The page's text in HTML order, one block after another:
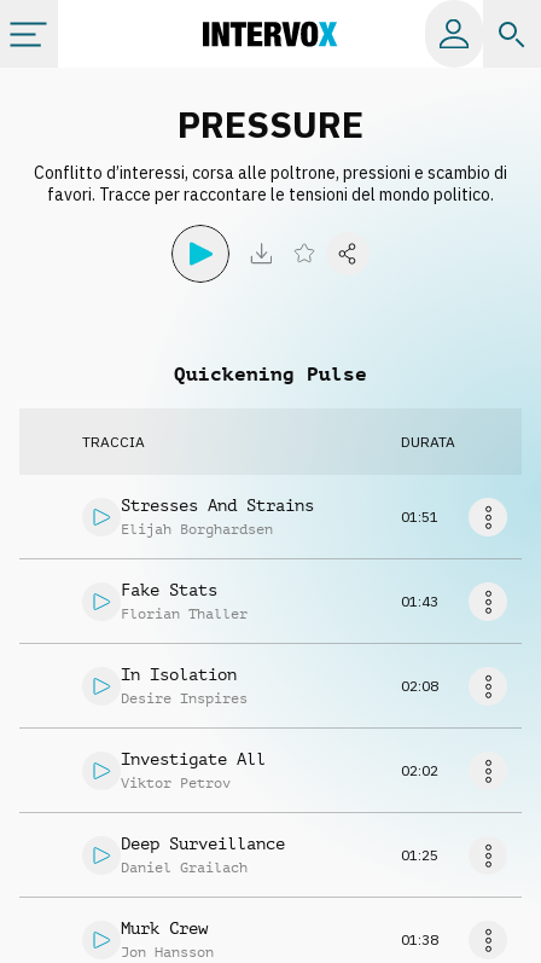
Album
PRESSURE
Conflitto d’interessi, corsa alle poltrone, pressioni e scambio di
favori. Tracce per raccontare le tensioni del mondo politico.
Quickening Pulse
TRACCIA DURATA
Stresses And Strains
Elijah Borghardsen
01:51
Fake Stats
Florian Thaller
01:43
In Isolation
Desire Inspires
02:08
Investigate All
Viktor Petrov
02:02
Deep Surveillance
Daniel Grailach
01:25
Murk Crew
Jon Hansson
01:38